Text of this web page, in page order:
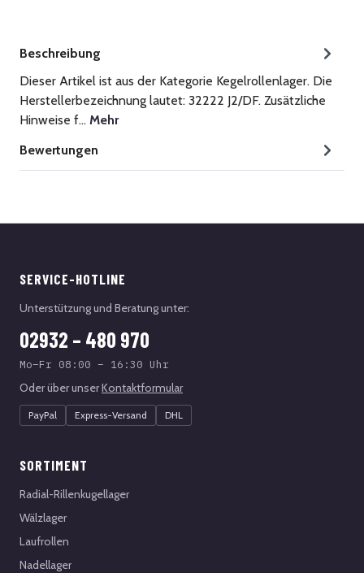
Beschreibung
Dieser Artikel ist aus der Kategorie Kegelrollenlager. Die
Herstellerbezeichnung lautet: 32222 J2/DF. Zusätzliche
Hinweise f… Mehr
Bewertungen
SERVICE-HOTLINE
Unterstützung und Beratung unter:
02932 – 480 970
Mo–Fr 08:00 – 16:30 Uhr
Oder über unserKontaktformular
PayPal Express-Versand DHL
SORTIMENT
Radial-Rillenkugellager
Wälzlager
Laufrollen
Nadellager